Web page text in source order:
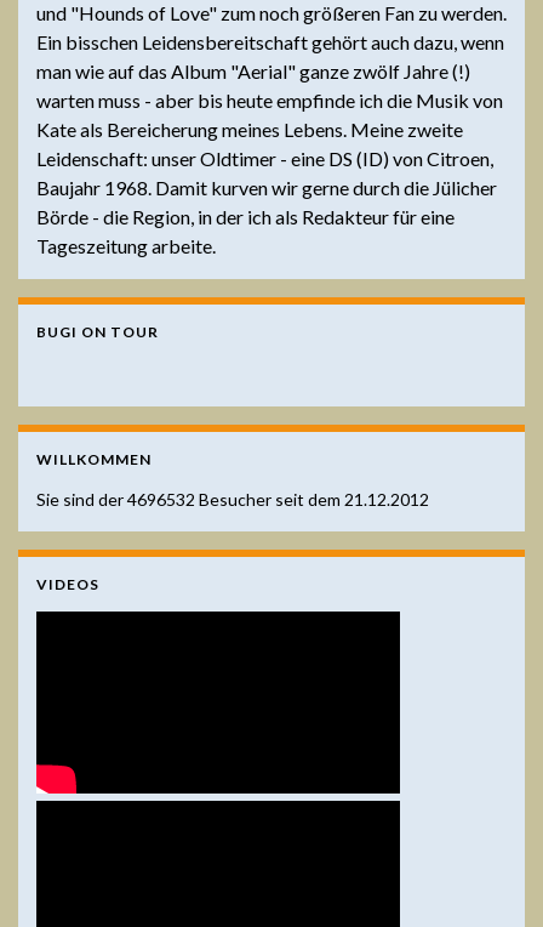
und "Hounds of Love" zum noch größeren Fan zu werden.
Ein bisschen Leidensbereitschaft gehört auch dazu, wenn
man wie auf das Album "Aerial" ganze zwölf Jahre (!)
warten muss - aber bis heute empfinde ich die Musik von
Kate als Bereicherung meines Lebens. Meine zweite
Leidenschaft: unser Oldtimer - eine DS (ID) von Citroen,
Baujahr 1968. Damit kurven wir gerne durch die Jülicher
Börde - die Region, in der ich als Redakteur für eine
Tageszeitung arbeite.
BUGI ON TOUR
WILLKOMMEN
Sie sind der4696532 Besucher seit dem 21.12.2012
VIDEOS